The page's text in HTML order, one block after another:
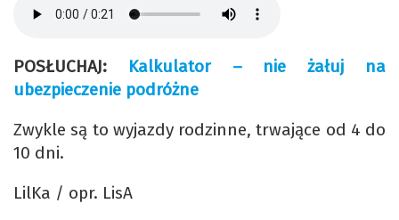
POSŁUCHAJ: Kalkulator – nie żałuj na
ubezpieczenie podróżne
Zwykle są to wyjazdy rodzinne, trwające od 4 do
10 dni.
LilKa / opr. LisA